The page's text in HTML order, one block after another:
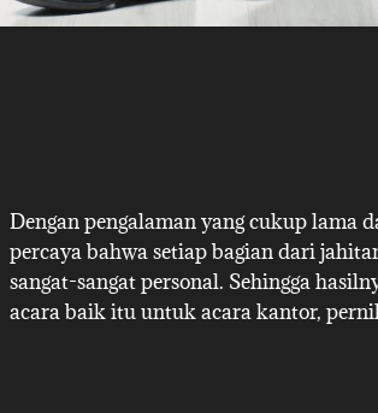
Dengan pengalaman yang cukup lama
percaya bahwa setiap bagian dari
sangat-sangat personal. Sehingga
acara baik itu untuk acara kantor,